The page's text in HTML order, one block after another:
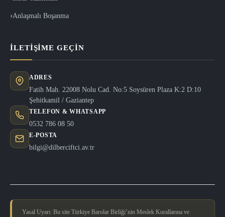
Anlaşmalı Boşanma
İLETIŞIME GEÇIN
ADRES
Fatih Mah. 22008 Nolu Cad. No:5 Soysüren Plaza K:2 D:10
Şehitkamil / Gaziantep
TELEFON & WHATSAPP
0532 786 08 50
E-POSTA
bilgi@dilberciftci.av.tr
Yasal Uyarı: Bu site Türkiye Barolar Birliği’nin Meslek Kurallarına ve